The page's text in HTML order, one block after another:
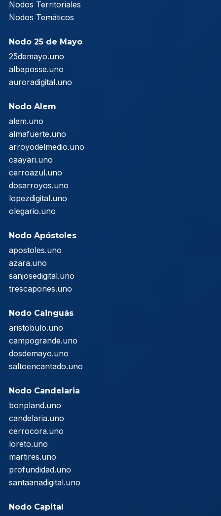
Nodos Territoriales
Nodos Temáticos
Nodo 25 de Mayo
25demayo.uno
albaposse.uno
auroradigital.uno
Nodo Alem
alem.uno
almafuerte.uno
arroyodelmedio.uno
caayari.uno
cerroazul.uno
dosarroyos.uno
lopezdigital.uno
olegario.uno
Nodo Apóstoles
apostoles.uno
azara.uno
sanjosedigital.uno
trescapones.uno
Nodo Cainguás
aristobulo.uno
campogrande.uno
dosdemayo.uno
saltoencantado.uno
Nodo Candelaria
bonpland.uno
candelaria.uno
cerrocora.uno
loreto.uno
martires.uno
profundidad.uno
santaanadigital.uno
Nodo Capital